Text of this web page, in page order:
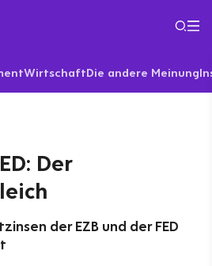
WirtschaftDie andere Meinung
Der
der EZB und der FED